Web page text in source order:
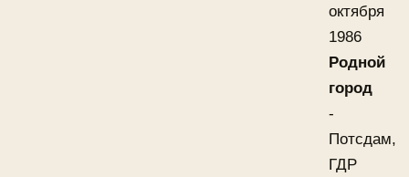
октября
1986
Родной
город
-
Потсдам,
ГДР